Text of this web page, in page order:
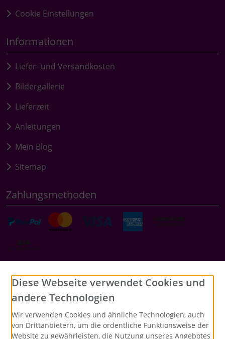
Cookie Einstellungen
Informationen
Liefer- und Versandkosten
Bildergallerie
Lieferzeit
Anleitungen
Mein Blog
Sitemap
Zahlungsmethoden
Social Media
Diese Webseite verwendet Cookies und
andere Technologien
Wir verwenden Cookies und ähnliche Technologien, auch
von Drittanbietern, um die ordentliche Funktionsweise der
Website zu gewährleisten, die Nutzung unseres Angebotes